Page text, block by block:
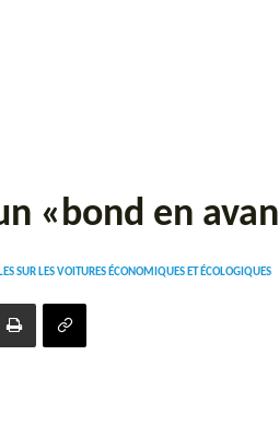
«bond en
SUR LES VOITURES ÉCONOMIQUES ET ÉCOLOGIQUES